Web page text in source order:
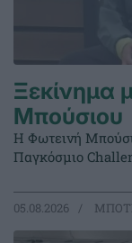
Ξεκίνημα
Μπούσιου
Η Φωτεινή
Παγκόσμιο
05.08.2026